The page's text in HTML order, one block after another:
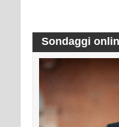
Sondaggi